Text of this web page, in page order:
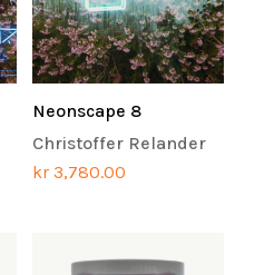
Neonscape 8
Christoffer Relander
kr 3,780.00